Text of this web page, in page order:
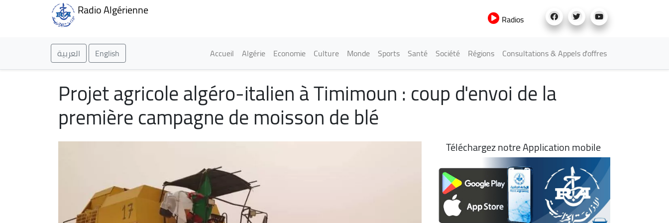
Radio Algérienne
Radios
العربية English Main navigation
Accueil Algérie Economie Culture Monde Sports Santé Société Régions Consultations & Appels d'offres
Projet agricole algéro-italien à Timimoun : coup d'envoi de la
première campagne de moisson de blé
Téléchargez notre Application mobile